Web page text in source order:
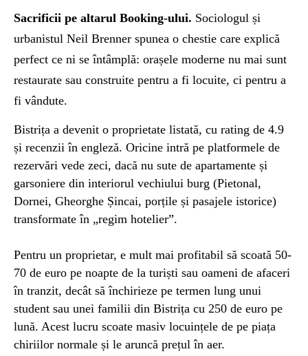
Sacrificii pe altarul Booking-ului. Sociologul și
urbanistul Neil Brenner spunea o chestie care explică
perfect ce ni se întâmplă: orașele moderne nu mai sunt
restaurate sau construite pentru a fi locuite, ci pentru a
fi vândute.
Bistrița a devenit o proprietate listată, cu rating de 4.9
și recenzii în engleză. Oricine intră pe platformele de
rezervări vede zeci, dacă nu sute de apartamente și
garsoniere din interiorul vechiului burg (Pietonal,
Dornei, Gheorghe Șincai, porțile și pasajele istorice)
transformate în „regim hotelier”.
Pentru un proprietar, e mult mai profitabil să scoată 50-
70 de euro pe noapte de la turiști sau oameni de afaceri
în tranzit, decât să închirieze pe termen lung unui
student sau unei familii din Bistrița cu 250 de euro pe
lună. Acest lucru scoate masiv locuințele de pe piața
chiriilor normale și le aruncă prețul în aer.